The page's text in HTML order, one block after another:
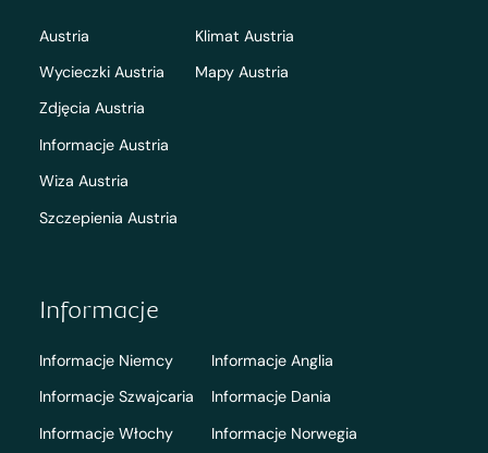
Austria
Wycieczki Austria
Zdjęcia Austria
Informacje Austria
Wiza Austria
Szczepienia Austria
Klimat Austria
Mapy Austria
Informacje
Informacje Niemcy
Informacje Szwajcaria
Informacje Włochy
Informacje Anglia
Informacje Dania
Informacje Norwegia